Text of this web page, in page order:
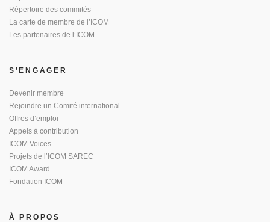
Répertoire des commités
La carte de membre de l’ICOM
Les partenaires de l’ICOM
S’ENGAGER
Devenir membre
Rejoindre un Comité international
Offres d’emploi
Appels à contribution
ICOM Voices
Projets de l’ICOM SAREC
ICOM Award
Fondation ICOM
À PROPOS